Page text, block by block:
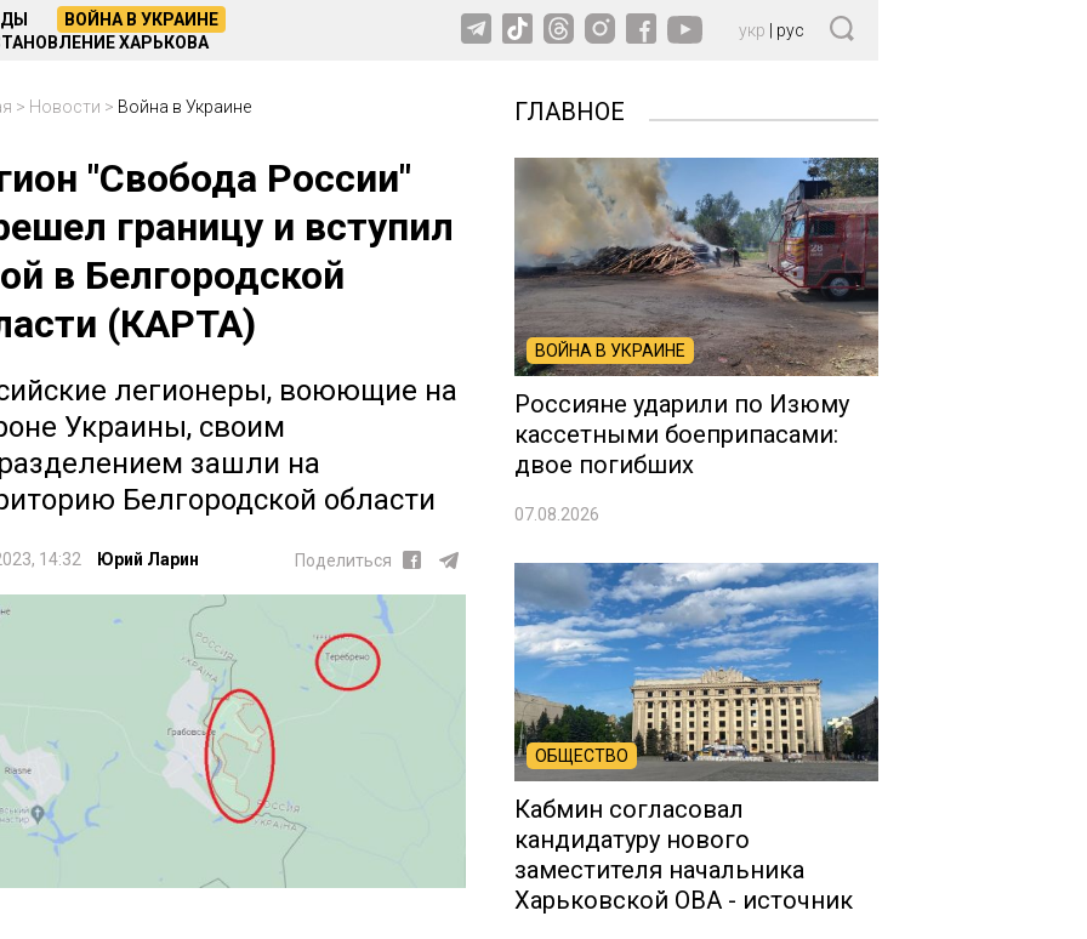
ВОЙНА В УКРАИНЕ
ХАРЬКОВА
укр рус
> Новости > Война в Украине
"Свобода России"
границу и вступил
в Белгородской
(КАРТА)
легионеры, воюющие на
Украины, своим
зашли на
Белгородской области
14:32 Юрий Ларин Поделиться
ГЛАВНОЕ
ВОЙНА В УКРАИНЕ
Россияне ударили по Изюму
кассетными боеприпасами:
двое погибших
07.08.2026
ОБЩЕСТВО
Кабмин согласовал
кандидатуру нового
заместителя начальника
Харьковской ОВА - источник